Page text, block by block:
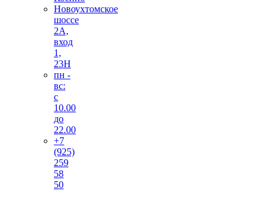
Новоухтомское
шоссе
2А,
вход
1,
23Н
пн -
вс:
с
10.00
до
22.00
+7
(925)
259
58
50